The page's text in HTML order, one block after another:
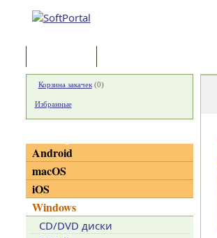
Корзина закачек(0)
Избранные
Android
macOS
iOS
Windows
CD/DVD диски